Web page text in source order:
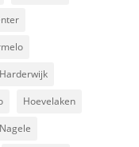
Harderwijk
Hoevelaken
Nagele